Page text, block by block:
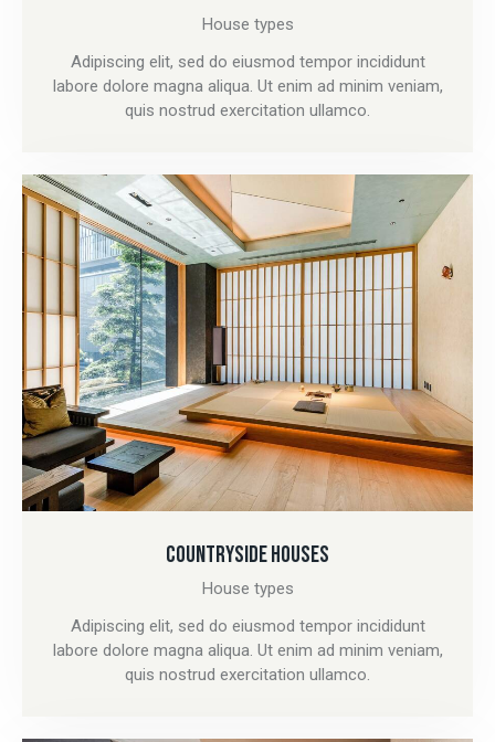
House types
Adipiscing elit, sed do eiusmod tempor incididunt
labore dolore magna aliqua. Ut enim ad minim veniam,
quis nostrud exercitation ullamco.
COUNTRYSIDE HOUSES
House types
Adipiscing elit, sed do eiusmod tempor incididunt
labore dolore magna aliqua. Ut enim ad minim veniam,
quis nostrud exercitation ullamco.